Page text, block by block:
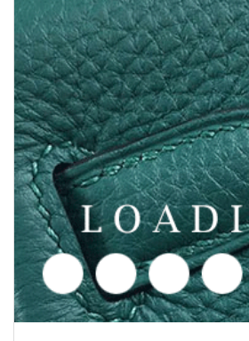
Tarjouspyyntö